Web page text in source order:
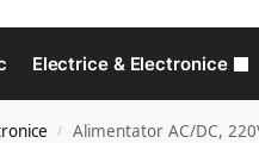
Electrice & Electronice
/ Alimentator AC/DC,